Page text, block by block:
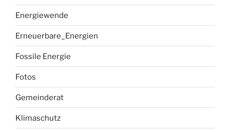
Energiewende
Erneuerbare_Energien
Fossile Energie
Fotos
Gemeinderat
Klimaschutz